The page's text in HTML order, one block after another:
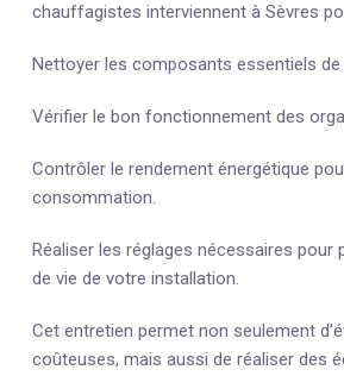
chauffagistes interviennent à Sèvres
Nettoyer les composants essentiels de
Vérifier le bon fonctionnement des
Contrôler le rendement énergétique
consommation.
Réaliser les réglages nécessaires pour
de vie de votre installation.
Cet entretien permet non seulement
coûteuses, mais aussi de réaliser des